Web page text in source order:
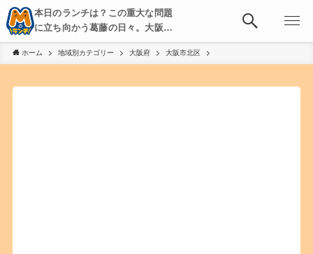
本日のランチは？この重大な問題
に立ち向かう葛藤の日々。大阪・
京都・神戸を中心とした食べ歩
き、飲み歩きを綴る。
ホーム 地域別カテゴリー 大阪府 大阪市北区